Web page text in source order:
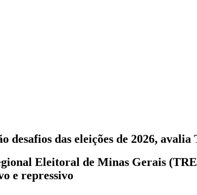
desafios das eleições de 2026,
Eleitoral de Minas Gerais
e repressivo